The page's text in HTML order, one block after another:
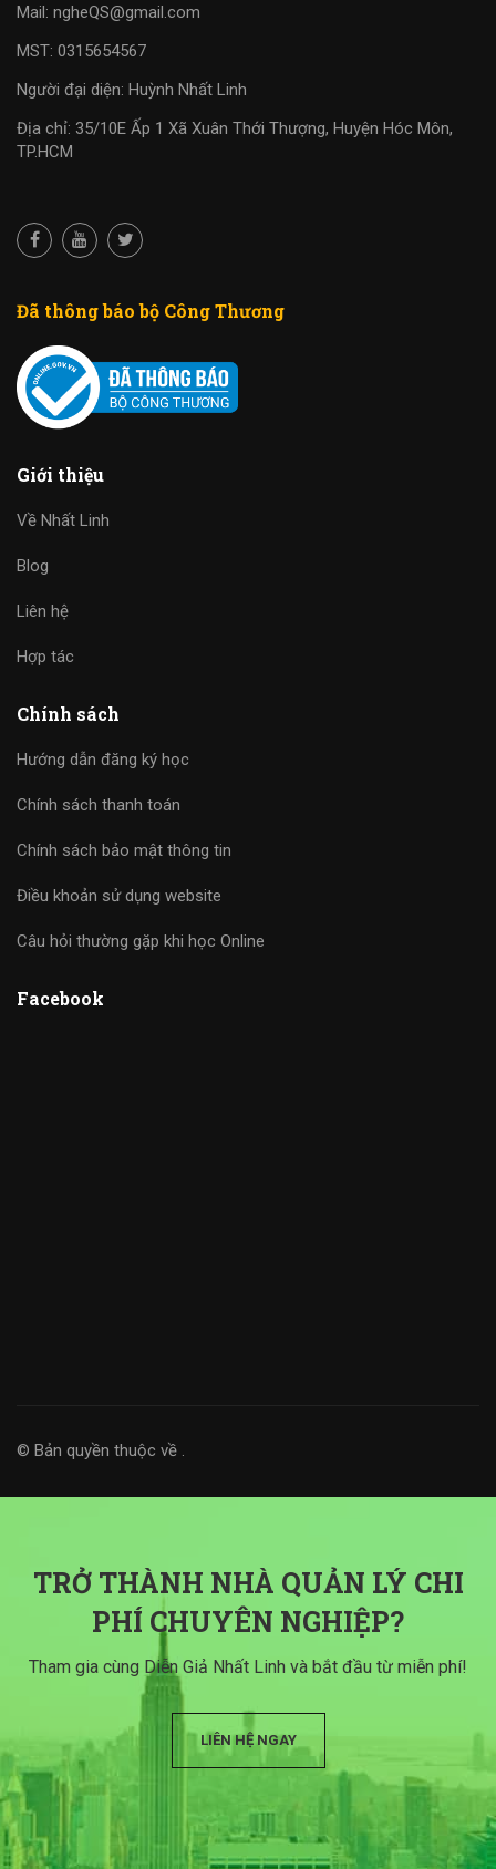
Mail: ngheQS@gmail.com
MST: 0315654567
Người đại diện: Huỳnh Nhất Linh
Địa chỉ: 35/10E Ấp 1 Xã Xuân Thới Thượng, Huyện Hóc Môn,
TP.HCM
Đã thông báo bộ Công Thương
Giới thiệu
Về Nhất Linh
Blog
Liên hệ
Hợp tác
Chính sách
Hướng dẫn đăng ký học
Chính sách thanh toán
Chính sách bảo mật thông tin
Điều khoản sử dụng website
Câu hỏi thường gặp khi học Online
Facebook
© Bản quyền thuộc về .
TRỞ THÀNH NHÀ QUẢN LÝ CHI
PHÍ CHUYÊN NGHIỆP?
Tham gia cùng Diễn Giả Nhất Linh và bắt đầu từ miễn phí!
LIÊN HỆ NGAY